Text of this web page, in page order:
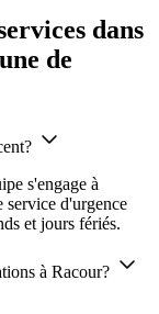
dans
de
s'engage à
service d'urgence
et jours fériés.
à Racour?